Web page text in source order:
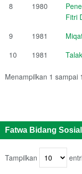
8
1980
Fitri
9
1981
10
1981
Menampilkan 1 sampai
Fatwa Bidang
Tampilkan